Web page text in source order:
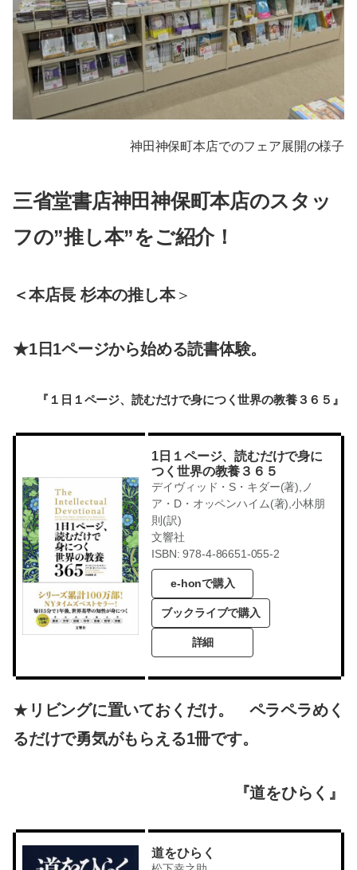
神田神保町本店でのフェア展開の様子
三省堂書店神田神保町本店のスタッ
フの”推し本”をご紹介！
＜本店長 杉本の推し本＞
★1日1ページから始める読書体験。
『１日１ページ、読むだけで身につく世界の教養３６５』
1日１ページ、読むだけで身に
つく世界の教養３６５
デイヴィッド・S・キダー(著),ノ
ア・D・オッペンハイム(著),小林朋
則(訳)
文響社
ISBN: 978-4-86651-055-2
e-honで購入
ブックライブで購入
詳細
★ リビングに置いておくだけ。 ペラペラめく
るだけで勇気がもらえる1冊です。
『道をひらく』
道をひらく